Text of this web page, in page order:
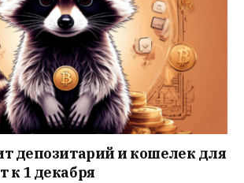
депозитарий и кошелек для
к 1 декабря